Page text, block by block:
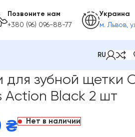
Позвоните нам
+380 (96) 096-88-77
Украина
м. Львов,
RU
зубной щетки
Action Black 2 шт
₴ Нет в наличии